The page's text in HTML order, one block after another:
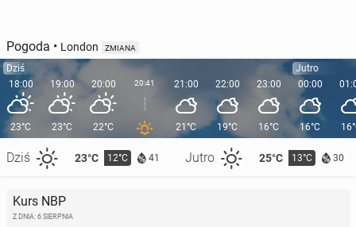
Pogoda • London ZMIANA
Dziś
18:00
23°C
Dziś 23°C 12°C 41 Jutro 25°C 13°C 30
19:00
23°C
20:00
22°C
20:41 21:00
21°C
22:00
19°C
23:00
16°C
Jutro
00:00
16°C
Kurs NBP
Z DNIA: 6 SIERPNIA